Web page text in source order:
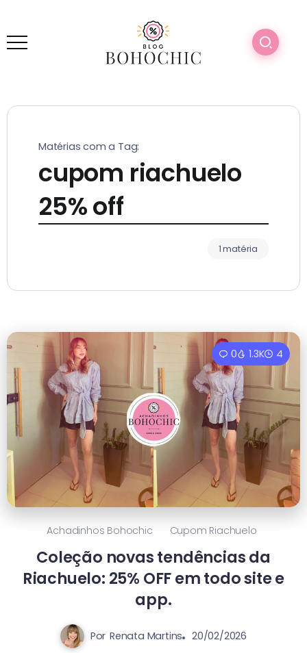
Matérias com a Tag:
cupom riachuelo
25% off
1 matéria
0 1.3K 4
Achadinhos Bohochic Cupom Riachuelo
Coleção novas tendências da
Riachuelo: 25% OFF em todo site e
app.
Por Renata Martins 20/02/2026